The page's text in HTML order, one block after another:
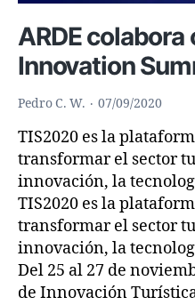
ARDE
Innovation
Pedro C. W. 07/09/2020
TIS2020 es la
transformar el sector
innovación, la
TIS2020 es la
transformar el sector
innovación, la
Del 25 al 27 de
de Innovación